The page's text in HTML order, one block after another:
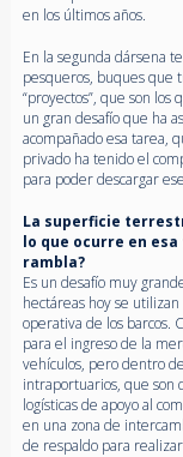
en los últimos años.
En la segunda dársena
pesqueros, buques que
“proyectos”, que son los
un gran desafío que ha
acompañado esa tarea,
privado ha tenido el
para poder descargar
La superficie
lo que ocurre en
rambla?
Es un desafío muy
hectáreas hoy se
operativa de los barcos.
para el ingreso de la
vehículos, pero dentro
intraportuarios, que son
logísticas de apoyo al
en una zona de
de respaldo para